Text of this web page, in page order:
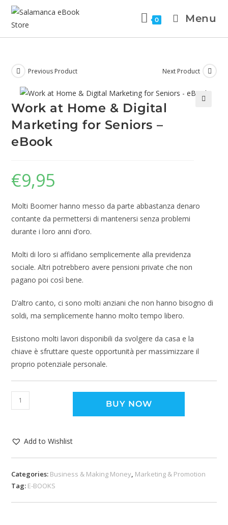
0 Menu
Previous Product Next Product
Work at Home & Digital
Marketing for Seniors –
eBook
€9,95
Molti Boomer hanno messo da parte abbastanza denaro
contante da permettersi di mantenersi senza problemi
durante i loro anni d’oro.
Molti di loro si affidano semplicemente alla previdenza
sociale. Altri potrebbero avere pensioni private che non
pagano poi così bene.
D’altro canto, ci sono molti anziani che non hanno bisogno di
soldi, ma semplicemente hanno molto tempo libero.
Esistono molti lavori disponibili da svolgere da casa e la
chiave è sfruttare queste opportunità per massimizzare il
proprio potenziale personale.
BUY NOW
Add to Wishlist
Categories: Business & Making Money, Marketing & Promotion
Tag: E-BOOKS